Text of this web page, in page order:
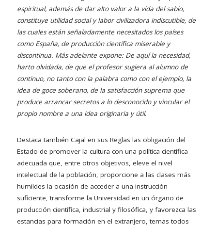
espiritual, además de dar alto valor a la vida del sabio,
constituye utilidad social y labor civilizadora indiscutible, de
las cuales están señaladamente necesitados los países
como España, de producción científica miserable y
discontinua. Más adelante expone: De aquí la necesidad,
harto olvidada, de que el profesor sugiera al alumno de
continuo, no tanto con la palabra como con el ejemplo, la
idea de goce soberano, de la satisfacción suprema que
produce arrancar secretos a lo desconocido y vincular el
propio nombre a una idea originaria y útil.
Destaca también Cajal en sus Reglas las obligación del
Estado de promover la cultura con una política científica
adecuada que, entre otros objetivos, eleve el nivel
intelectual de la población, proporcione a las clases más
humildes la ocasión de acceder a una instrucción
suficiente, transforme la Universidad en un órgano de
producción científica, industrial y filosófica, y favorezca las
estancias para formación en el extranjero, temas todos